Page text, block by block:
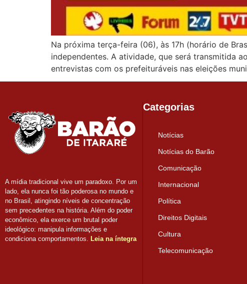
Na próxima terça-feira (06), às 17h (horário de
independentes. A atividade, que será transmitida
entrevistas com os prefeituráveis nas eleições
A mídia tradicional vive um paradoxo. Por um
lado, ela nunca foi tão poderosa no mundo e
no Brasil, atingindo níveis de concentração
sem precedentes na história. Além do poder
econômico, ela exerce um brutal poder
ideológico: manipula informações e
condiciona comportamentos.
Leia na íntegra
Categorias
Notícias
Notícias do Barão
Comunicação
Internacional
Política
Direitos Digitais
Cultura
Telecomunicação